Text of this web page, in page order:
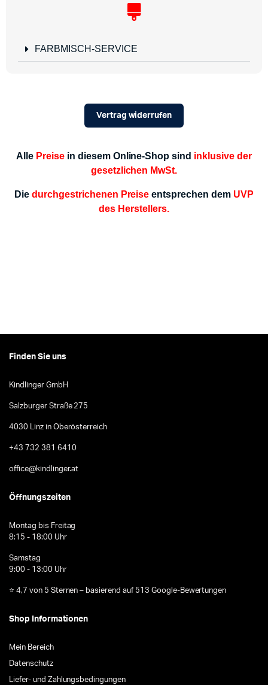
FARBMISCH-SERVICE
Vertrag widerrufen
Alle Preisein diesem Online-Shop sind inklusive der
gesetzlichen MwSt.
Diedurchgestrichenen Preise entsprechen dem UVP
des Herstellers.
Finden Sie uns
Kindlinger GmbH
Salzburger Straße 275
4030 Linz in Oberösterreich
+43 732 381 6410
office@kindlinger.at
Öffnungszeiten
Montag bis Freitag
8:15 - 18:00 Uhr
Samstag
9:00 - 13:00 Uhr
⭐ 4,7 von 5 Sternen – basierend auf 513 Google-Bewertungen
Shop Informationen
Mein Bereich
Datenschutz
Liefer- und Zahlungsbedingungen